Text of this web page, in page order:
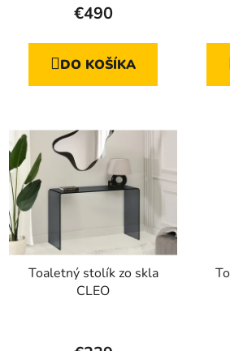
€490
DO KOŠÍKA
Toaletný stolík zo skla
CLEO